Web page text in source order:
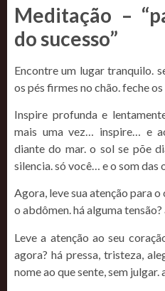
Meditação –
do sucesso”
Encontre um lugar tranquilo.
os pés firmes no chão. feche os
Inspire profunda e
mais uma vez… inspire… e
diante do mar. o sol se põe
silencia. só você… e o som das
Agora, leve sua atenção para o
o abdômen. há alguma
Leve a atenção ao seu
agora? há pressa, tristeza,
nome ao que sente, sem julgar.